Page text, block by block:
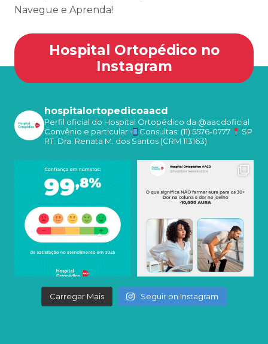
Navegue e Aprenda!
Hospital Ortopédico no
Instagram
hospitalortopedicoaacd
Perfil oficial do Hospital Ortopédico da @aacdoficial
Convênio e particular
Consultas: (11) 5576-0777
SP
RT: Dra. Renata M. dos Santos (CRM 113163)
Carregar Mais Seguir on Instagram